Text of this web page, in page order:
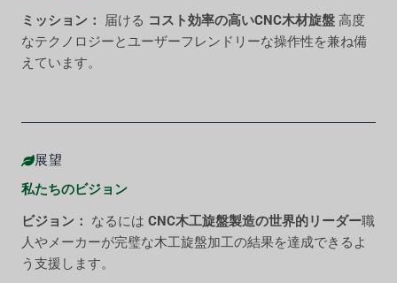
ミッション：
届ける コスト効率の高いCNC木材旋盤 高度
なテクノロジーとユーザーフレンドリーな操作性を兼ね備
えています。
展望
私たちのビジョン
ビジョン：
なるには CNC木工旋盤製造の世界的リーダー職
人やメーカーが完璧な木工旋盤加工の結果を達成できるよ
う支援します。